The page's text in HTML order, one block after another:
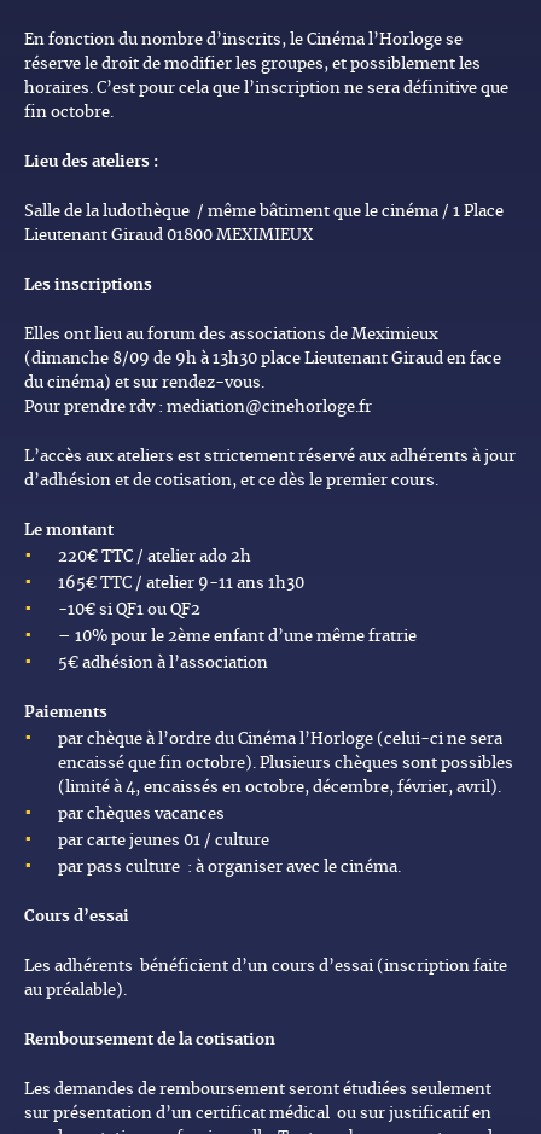
En fonction du nombre d’inscrits, le Cinéma l’Horloge se
réserve le droit de modifier les groupes, et possiblement les
horaires. C’est pour cela que l’inscription ne sera définitive que
fin octobre.
Lieu des ateliers :
Salle de la ludothèque / même bâtiment que le cinéma / 1 Place
Lieutenant Giraud 01800 MEXIMIEUX
Les inscriptions
Elles ont lieu au forum des associations de Meximieux
(dimanche 8/09 de 9h à 13h30 place Lieutenant Giraud en face
du cinéma) et sur rendez-vous.
Pour prendre rdv : mediation@cinehorloge.fr
L’accès aux ateliers est strictement réservé aux adhérents à jour
d’adhésion et de cotisation, et ce dès le premier cours.
Le montant
220€ TTC / atelier ado 2h
165€ TTC / atelier 9-11 ans 1h30
-10€ si QF1 ou QF2
– 10% pour le 2ème enfant d’une même fratrie
5€ adhésion à l’association
Paiements
par chèque à l’ordre du Cinéma l’Horloge (celui-ci ne sera
encaissé que fin octobre). Plusieurs chèques sont possibles
(limité à 4, encaissés en octobre, décembre, février, avril).
par chèques vacances
par carte jeunes 01 / culture
par pass culture : à organiser avec le cinéma.
Cours d’essai
Les adhérents bénéficient d’un cours d’essai (inscription faite
au préalable).
Remboursement de la cotisation
Les demandes de remboursement seront étudiées seulement
sur présentation d’un certificat médical ou sur justificatif en